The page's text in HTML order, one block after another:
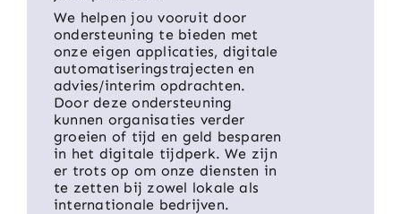
We helpen jou vooruit door
ondersteuning te bieden met
onze eigen applicaties, digitale
automatiseringstrajecten en
advies/interim opdrachten.
Door deze ondersteuning
kunnen organisaties verder
groeien of tijd en geld besparen
in het digitale tijdperk. We zijn
er trots op om onze diensten in
te zetten bij zowel lokale als
internationale bedrijven.